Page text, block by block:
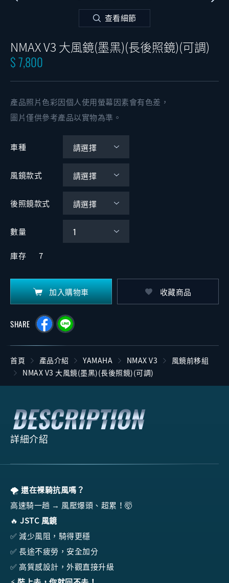
查看細節
NMAX V3 大風鏡(墨黑)(長後照鏡)(可調)
$ 7,800
產品照片色彩因個人使用螢幕因素會有色差，
圖片僅供參考產品以實物為準。
車種
風鏡款式
後照鏡款式
數量
庫存 7
加入購物車 收藏商品
SHARE
首頁 產品介紹 YAMAHA NMAX V3
風鏡前移組
NMAX V3 大風鏡(墨黑)(長後照鏡)(可調)
詳細介紹
🌪️ 還在裸騎抗風嗎？
高速騎一趟 → 風壓爆頭、超累！🤯
🔥 JSTC 風鏡
✅ 減少風阻，騎得更穩
✅ 長途不疲勞，安全加分
✅ 高質感設計，外觀直接升級